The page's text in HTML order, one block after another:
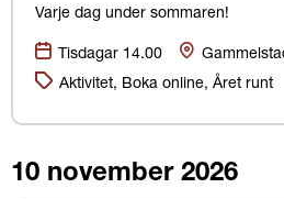
Varje dag under sommaren!
Datum:
Tisdagar 14.00 Plats
Kategorier:
Aktivitet, Boka online, Året runt
10 november 2026